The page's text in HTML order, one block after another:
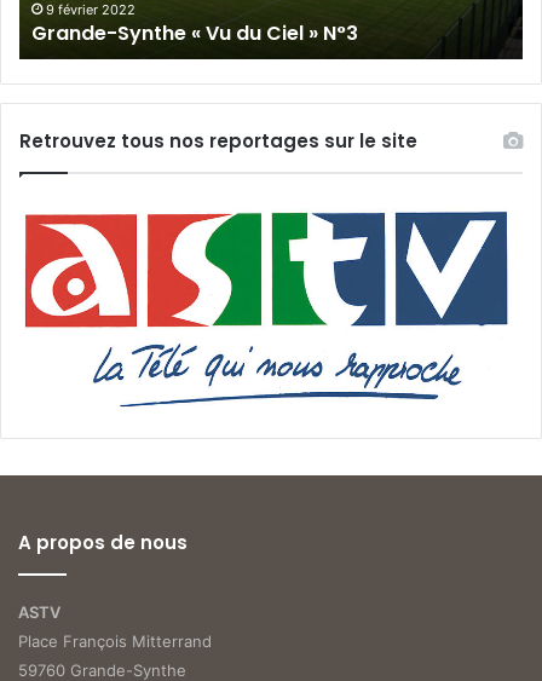
9 février 2022
Grande-Synthe « Vu du Ciel » N°3
Retrouvez tous nos reportages sur le site
A propos de nous
ASTV
Place François Mitterrand
59760 Grande-Synthe